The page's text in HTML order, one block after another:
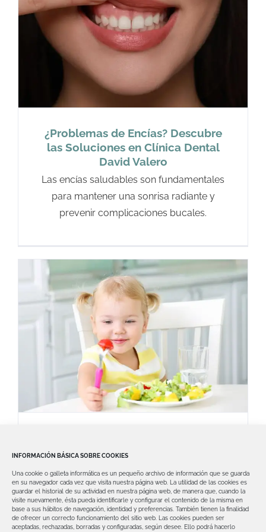
INFORMACIÓN BÁSICA SOBRE COOKIES
Una cookie o galleta informática es un pequeño archivo de información que se guarda
en su navegador cada vez que visita nuestra página web.
La utilidad de las cookies es
guardar el historial de su actividad en nuestra página web, de manera que, cuando la
visite nuevamente, ésta pueda identificarle y configurar el contenido de la misma en
base a sus hábitos de navegación, identidad y preferencias. También tienen la finalidad
de ofrecer un correcto funcionamiento del sitio web.
Las cookies pueden ser
aceptadas, rechazadas, borradas y configuradas, según desee. Ello podrá hacerlo
¿Problemas de Encías? Descubre
las Soluciones en Clínica Dental
David Valero
Las encías saludables son fundamentales
para mantener una sonrisa radiante y
prevenir complicaciones bucales.
Cómo Proteger la Salud Bucal de
La caries dental es un problema común en
la infancia y puede afectar la